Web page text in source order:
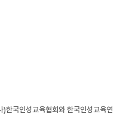
한국인성교육협회와 한국인성교육연